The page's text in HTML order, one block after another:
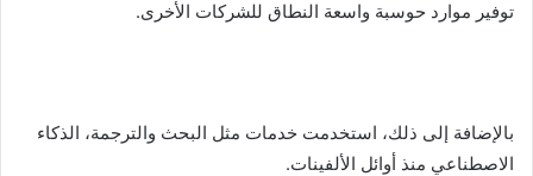
توفير موارد حوسبة واسعة النطاق للشركات الأخرى.
بالإضافة إلى ذلك، استخدمت خدمات مثل البحث والترجمة، الذكاء
الاصطناعي منذ أوائل الألفينات.